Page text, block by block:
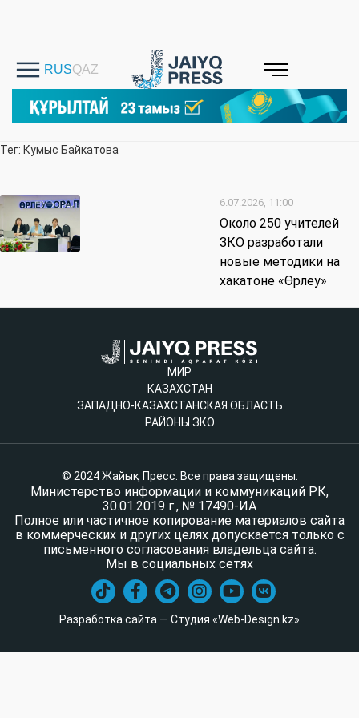
Тег: Кумыс Байкатова
6.07.2026, 11:00
Около 250 учителей
ЗКО разработали
новые методики на
хакатоне «Өрлеу»
МИР
КАЗАХСТАН
ЗАПАДНО-КАЗАХСТАНСКАЯ ОБЛАСТЬ
РАЙОНЫ ЗКО
© 2024 Жайық Пресс. Все права защищены.
Министерство информации и коммуникаций РК,
30.01.2019 г., № 17490-ИА
Полное или частичное копирование материалов сайта
в коммерческих и других целях допускается только с
письменного согласования владельца сайта.
Мы в социальных сетях
Разработка сайта — Студия «Web-Design.kz»